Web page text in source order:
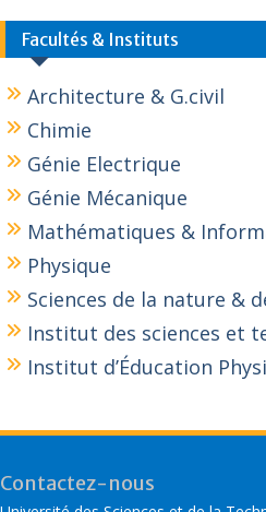
Facultés & Instituts
Architecture & G.civil
Chimie
Génie Electrique
Génie Mécanique
Mathématiques &
Physique
Sciences de la nature &
Institut des sciences et
Institut d’Éducation
Contactez-nous